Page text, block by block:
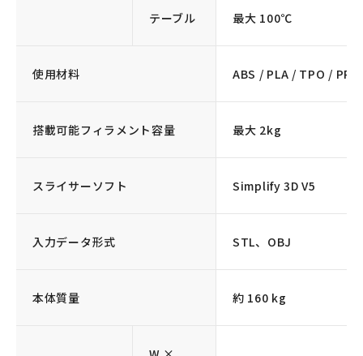
テーブル 最大 100℃
使用材料 ABS / PLA / TPO /
搭載可能フィラメント容量 最大 2kg
スライサーソフト Simplify 3D V5
入力データ形式 STL、OBJ
本体質量 約 160 kg